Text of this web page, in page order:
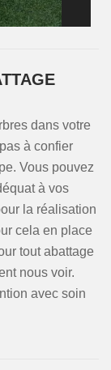
dans votre
à confier
Vous pouvez
à vos
la réalisation
cela en place
tout abattage
nous voir.
avec soin